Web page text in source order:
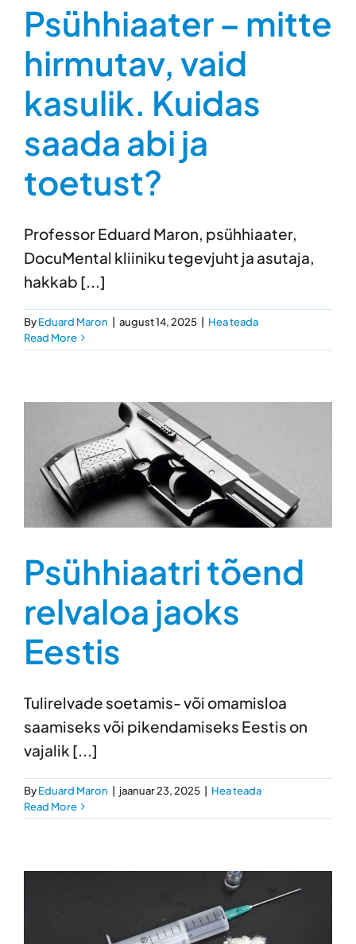
Psühhiaater – mitte
hirmutav, vaid
kasulik. Kuidas
saada abi ja
toetust?
Professor Eduard Maron, psühhiaater,
DocuMental kliiniku tegevjuht ja asutaja,
hakkab [...]
ByEduard Maron august 14, 2025
Hea teada
Read More
Psühhiaatri tõend
relvaloa jaoks
Eestis
Tulirelvade soetamis- või omamisloa
saamiseks või pikendamiseks Eestis on
vajalik [...]
ByEduard Maron | jaanuar 23, 2025 | Hea teada
Read More